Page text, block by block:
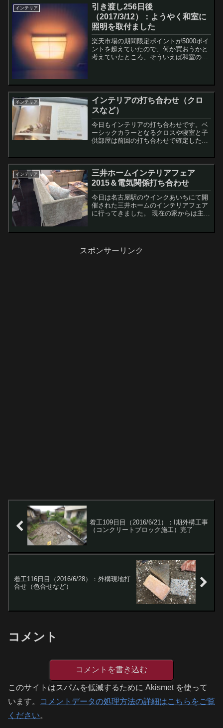
インテリア
引き渡し256日後
（2017/3/12）：ようやく和室に
照明を取付ました
楽天市場の期間限定ポイントが5000ポイ
ントを超えていたので、何か買おうかと
考えていたところ、そういえば和室の照
インテリア
インテリアの打ち合わせ（クロ
スなど）
今日もインテリアの打ち合わせです。ベ
ーシックカラーとなるクロスや寝室と子
供部屋は前回の打ち合わせで確定したの
のトイレ・洗面脱衣室・マルチスペース
のクロスなどを決めていきました。相変
わらずクロスは種類が...
インテリア
三井ホームインテリアフェア
2015＆電気関係打ち合わせ
今日は名古屋駅のウインクあいちにて開
催された三井ホームのインテリアフェア
に行ってきました。 現在の家からは主寝
スポンサーリンク
着工109日目（2016/6/21）：I期外構工事
（コンクリートブロック施工）完了
着工116日目（2016/6/28）：外構現地打
合せ（色合せなど）
コメント
コメントを書き込む
このサイトはスパムを低減するために Akismet を使って
います。
コメントデータの処理方法の詳細はこちらをご覧
ください。